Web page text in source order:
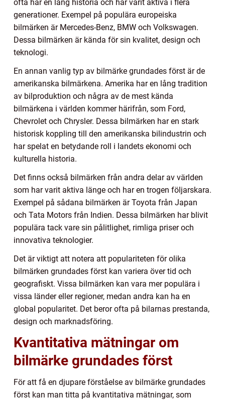
ofta har en lång historia och har varit aktiva i flera
generationer. Exempel på populära europeiska
bilmärken är Mercedes-Benz, BMW och Volkswagen.
Dessa bilmärken är kända för sin kvalitet, design och
teknologi.
En annan vanlig typ av bilmärke grundades först är de
amerikanska bilmärkena. Amerika har en lång tradition
av bilproduktion och några av de mest kända
bilmärkena i världen kommer härifrån, som Ford,
Chevrolet och Chrysler. Dessa bilmärken har en stark
historisk koppling till den amerikanska bilindustrin och
har spelat en betydande roll i landets ekonomi och
kulturella historia.
Det finns också bilmärken från andra delar av världen
som har varit aktiva länge och har en trogen följarskara.
Exempel på sådana bilmärken är Toyota från Japan
och Tata Motors från Indien. Dessa bilmärken har blivit
populära tack vare sin pålitlighet, rimliga priser och
innovativa teknologier.
Det är viktigt att notera att populariteten för olika
bilmärken grundades först kan variera över tid och
geografiskt. Vissa bilmärken kan vara mer populära i
vissa länder eller regioner, medan andra kan ha en
global popularitet. Det beror ofta på bilarnas prestanda,
design och marknadsföring.
Kvantitativa mätningar om
bilmärke grundades först
För att få en djupare förståelse av bilmärke grundades
först kan man titta på kvantitativa mätningar, som